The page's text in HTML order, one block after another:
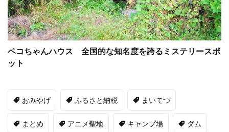
ペコちゃんハウス 全国的な知名度を誇るミステリースポ
ット
おみやげ ふるさと納税 まいてつ
まとめ アニメ聖地 キャンプ場 ダム